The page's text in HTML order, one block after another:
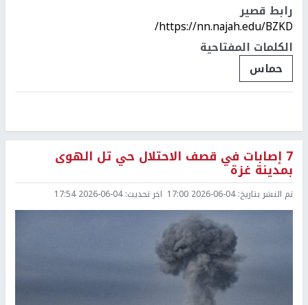
رابط قصير
https://nn.najah.edu/BZKD/
الكلمات المفتاحية
حماس
7 إصابات في قصف الاحتلال حي تل الهوى
بمدينة غزة
تم النشر بتاريخ:2026-06-04 17:00 اخر تحديث:2026-06-04 17:54